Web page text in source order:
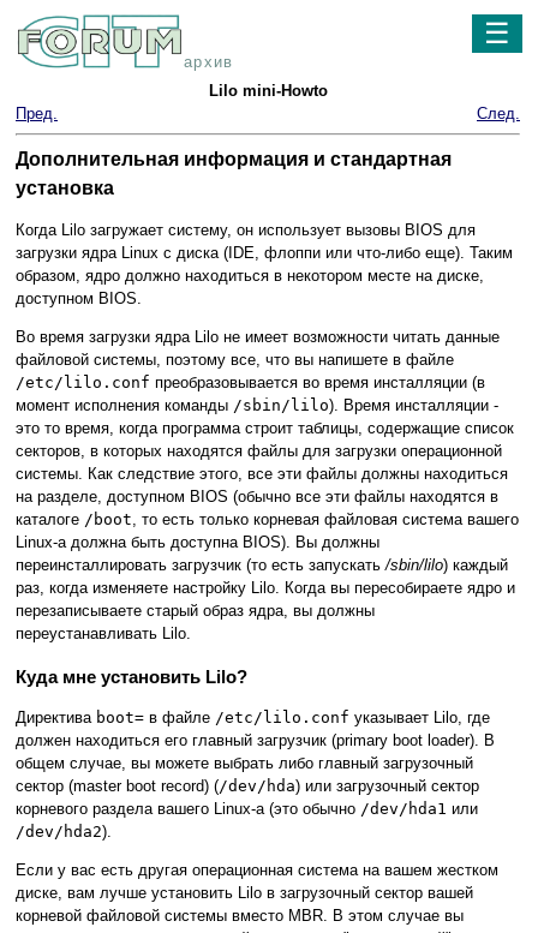
архив
☰
Lilo mini-Howto
Пред.
След.
Дополнительная информация и стандартная
установка
Когда Lilo загружает систему, он использует вызовы BIOS для
загрузки ядра Linux с диска (IDE, флоппи или что-либо еще). Таким
образом, ядро должно находиться в некотором месте на диске,
доступном BIOS.
Во время загрузки ядра Lilo не имеет возможности читать данные
файловой системы, поэтому все, что вы напишете в файле
/etc/lilo.conf преобразовывается во время инсталляции (в
момент исполнения команды /sbin/lilo). Время инсталляции -
это то время, когда программа строит таблицы, содержащие список
секторов, в которых находятся файлы для загрузки операционной
системы. Как следствие этого, все эти файлы должны находиться
на разделе, доступном BIOS (обычно все эти файлы находятся в
каталоге /boot , то есть только корневая файловая система вашего
Linux-а должна быть доступна BIOS). Вы должны
переинсталлировать загрузчик (то есть запускать/sbin/lilo) каждый
раз, когда изменяете настройку Lilo. Когда вы пересобираете ядро и
перезаписываете старый образ ядра, вы должны
переустанавливать Lilo.
Куда мне установить Lilo?
Директива boot= в файле /etc/lilo.conf указывает Lilo, где
должен находиться его главный загрузчик (primary boot loader). В
общем случае, вы можете выбрать либо главный загрузочный
сектор (master boot record) (/dev/hda) или загрузочный сектор
корневого раздела вашего Linux-а (это обычно /dev/hda1 или
/dev/hda2).
Если у вас есть другая операционная система на вашем жестком
диске, вам лучше установить Lilo в загрузочный сектор вашей
корневой файловой системы вместо MBR. В этом случае вы